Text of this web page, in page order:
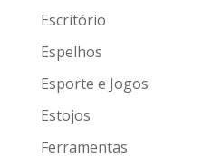
Escritório
Espelhos
Esporte e Jogos
Estojos
Ferramentas